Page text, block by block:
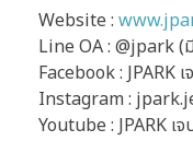
Website :
Line OA : @jpark (
Facebook : JPARK เ
Instagram :
Youtube : JPARK เจ